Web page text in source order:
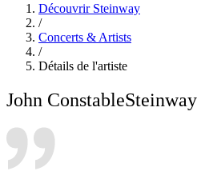
Découvrir Steinway
/
Concerts & Artists
/
Détails de l'artiste
John Constable